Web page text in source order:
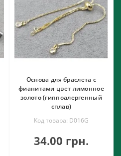
Основа для браслета с
фианитами цвет лимонное
золото (гиппоалергенный
сплав)
Код товара: D016G
34.00 грн.